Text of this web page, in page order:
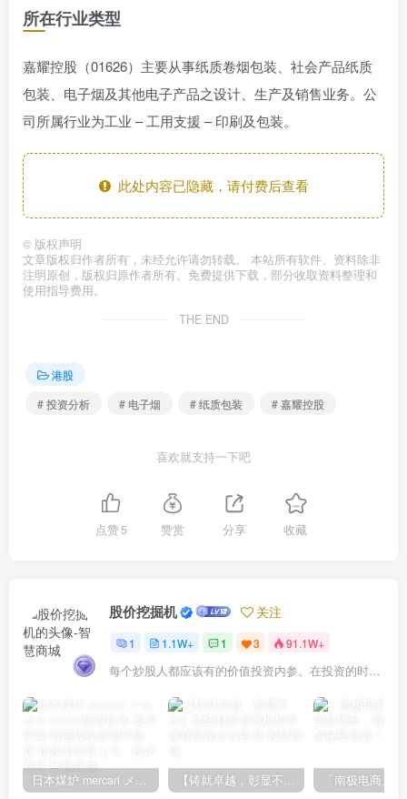
所在行业类型
嘉耀控股（01626）主要从事纸质卷烟包装、社会产品纸质
包装、电子烟及其他电子产品之设计、生产及销售业务。公
司所属行业为工业 – 工用支援 – 印刷及包装。
此处内容已隐藏，请付费后查看
© 版权声明
文章版权归作者所有，未经允许请勿转载。 本站所有软件、资料除非
注明原创，版权归原作者所有。免费提供下载，部分收取资料整理和
使用指导费用。
THE END
港股
# 投资分析
# 电子烟 # 纸质包装 # 嘉耀控股
喜欢就支持一下吧
点赞5 赞赏 分享 收藏
股价挖掘机 关注
1 1.1W+ 1 3 91.1W+
每个炒股人都应该有的价值投资内参。在投资的时候，我们把自己看成是企业分析师——而不是市场分析师，也不是宏观经济分析师，更不是证券分析师。
日本煤炉 mercari メルカリ cookie提取技术 安卓 苹果 雷电模拟器都可提取,指纹浏览器上号。技术支持 【铸就卓越，彰显不凡】顶级财富管理机构专属官网设计与咨询